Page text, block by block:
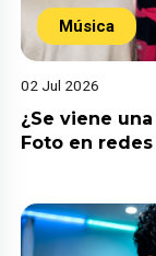
Música
02 Jul 2026
¿Se viene
Foto en